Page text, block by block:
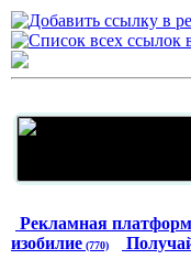
Рекламная
изобилие (770)